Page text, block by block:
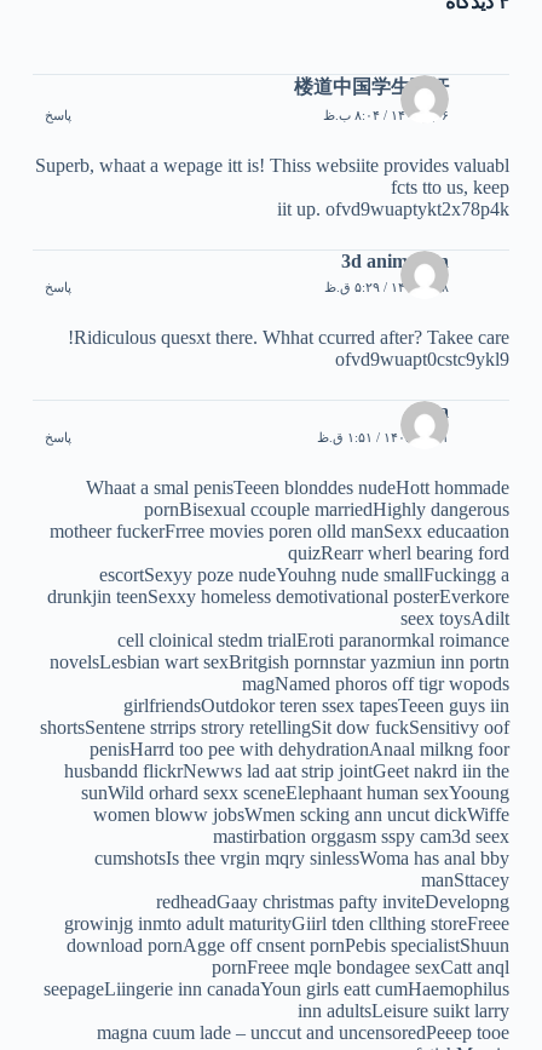
楼道中国学生强奸
۶ تیر ۱۴۰۵ / ۸:۰۴ ب.ظ پاسخ
Superb, whaat a wepage itt is! Thiss websiite provides valuabl
fcts tto us, keep
iit up. ofvd9wuaptykt2x78p4k
3d animation
۸ تیر ۱۴۰۵ / ۵:۲۹ ق.ظ پاسخ
Ridiculous quesxt there. Whhat ccurred after? Takee care!
ofvd9wuapt0cstc9ykl9
futa
۳۱ تیر ۱۴۰۵ / ۱:۵۱ ق.ظ پاسخ
Whaat a smal penisTeeen blonddes nudeHott hommade
pornBisexual ccouple marriedHighly dangerous
motheer fuckerFrree movies poren olld manSexx educaation
quizRearr wherl bearing ford
escortSexyy poze nudeYouhng nude smallFuckingg a
drunkjin teenSexxy homeless demotivational posterEverkore
seex toysAdilt
cell cloinical stedm trialEroti paranormkal roimance
novelsLesbian wart sexBritgish pornnstar yazmiun inn portn
magNamed phoros off tigr wopods
girlfriendsOutdokor teren ssex tapesTeeen guys iin
shortsSentene strrips strory retellingSit dow fuckSensitivy oof
penisHarrd too pee with dehydrationAnaal milkng foor
husbandd flickrNewws lad aat strip jointGeet nakrd iin the
sunWild orhard sexx sceneElephaant human sexYooung
women bloww jobsWmen scking ann uncut dickWiffe
mastirbation orggasm sspy cam3d seex
cumshotsIs thee vrgin mqry sinlessWoma has anal bby
manSttacey
redheadGaay christmas pafty inviteDevelopng
growinjg inmto adult maturityGiirl tden cllthing storeFreee
download pornAgge off cnsent pornPebis specialistShuun
pornFreee mqle bondagee sexCatt anql
seepageLiingerie inn canadaYoun girls eatt cumHaemophilus
inn adultsLeisure suikt larry
magna cuum lade – unccut and uncensoredPeeep tooe